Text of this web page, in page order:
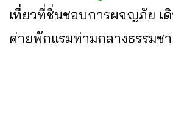
เที่ยวที่ชื่นชอบการผจญภัย เ
ค่ายพักแรมท่ามกลางธรรมช